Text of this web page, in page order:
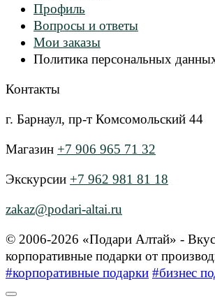
Профиль
Вопросы и ответы
Мои заказы
Политика персональных
Контакты
г. Барнаул, пр-т Комсомольский 44
Магазин +7 906 965 71 32
Экскурсии +7 962 981 81 18
zakaz@podari-altai.ru
© 2006-2026 «Подари Алтай» -
корпоративные подарки от
#корпоративные подарки #бизнес